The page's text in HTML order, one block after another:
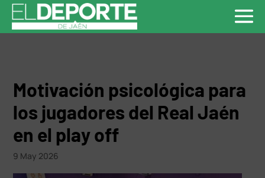
Motivación psicológica para
los jugadores del Real Jaén
en el play off
9 May 2026